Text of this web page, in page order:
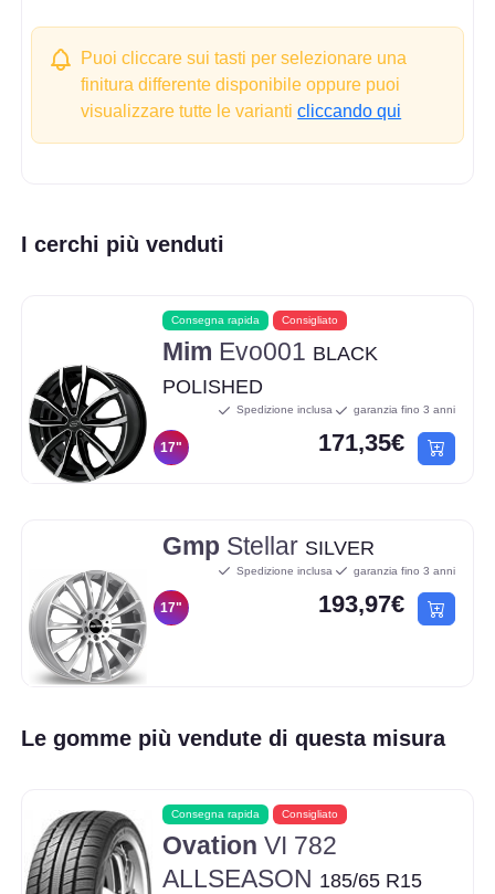
Puoi cliccare sui tasti per selezionare una
finitura differente disponibile oppure puoi
visualizzare tutte le varianticliccando qui
I cerchi più venduti
Consegna rapida Consigliato
Mim Evo001 BLACK
POLISHED
17"
Spedizione inclusa garanzia fino 3 anni
171,35€
Gmp Stellar SILVER
17"
Spedizione inclusa garanzia fino 3 anni
193,97€
Le gomme più vendute di questa misura
Consegna rapida Consigliato
Ovation VI 782
ALLSEASON 185/65 R15